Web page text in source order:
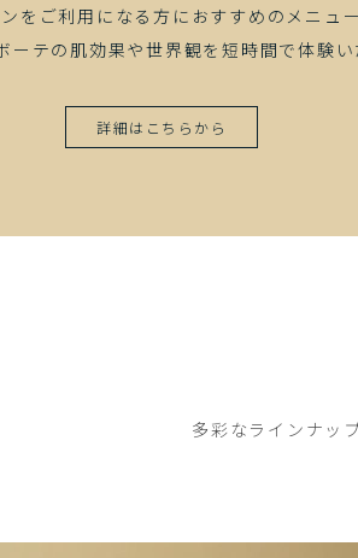
をご利用になる方におすすめのメニュー
ーテの肌効果や世界観を短時間で体験い
詳細はこちらから
多彩なラインナッ